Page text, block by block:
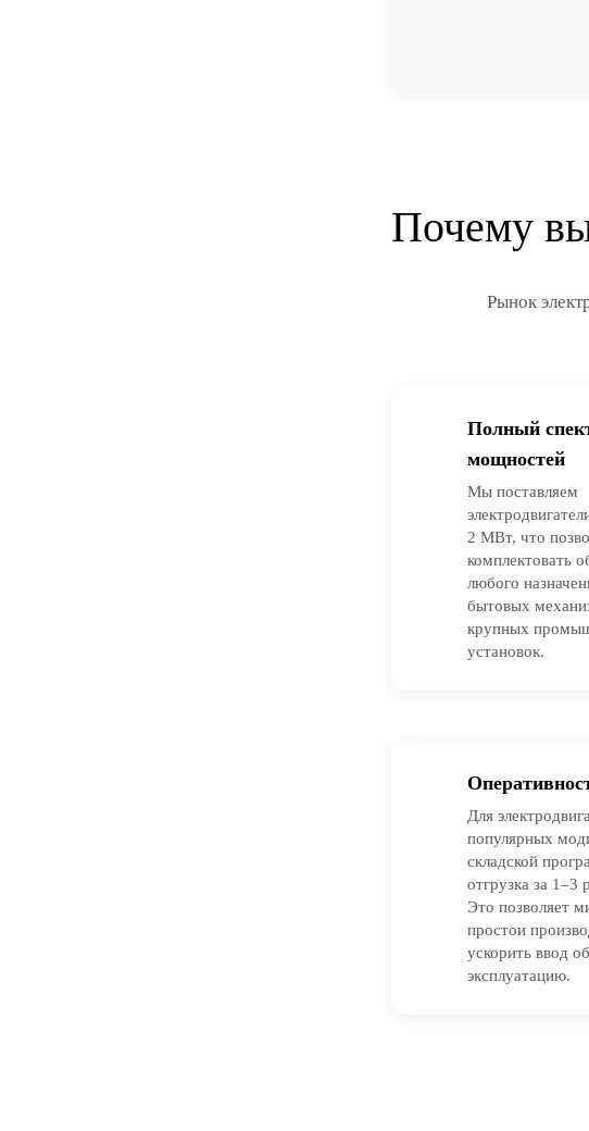
Почему
Рынок
Полный
мощностей
Мы поставляем
2 МВт, что
комплектовать
любого
бытовых
крупных
установок.
Для
популярных
складской
отгрузка за 1–3
Это позволяет
простои
ускорить ввод
эксплуатацию.